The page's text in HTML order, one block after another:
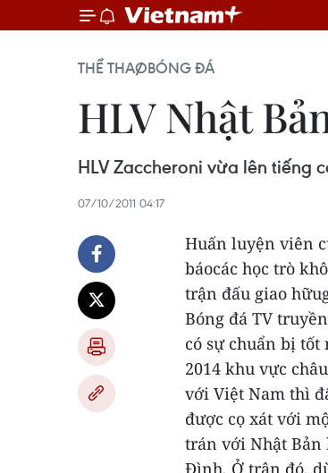
THỂ THAOBÓNG ĐÁ
HLV Nhật
HLV Zaccheroni vừa lên tiếng
07/10/2011 04:17
Huấn luyện viên
báocác học trò
trận đấu giao
Bóng đá TV
có sự chuẩn bị
2014 khu vực
với Việt Nam thì
được cọ xát với
trán với Nhật Bản
Đình. Ở trận đó,